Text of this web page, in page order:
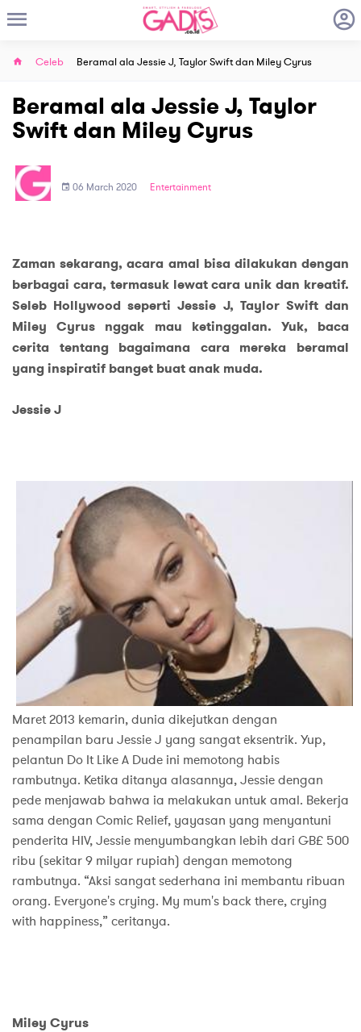
Celeb Beramal ala Jessie J, Taylor Swift dan Miley Cyrus
Beramal ala Jessie J, Taylor
Swift dan Miley Cyrus
06 March 2020 Entertainment
Zaman sekarang, acara amal bisa dilakukan dengan
berbagai cara, termasuk lewat cara unik dan kreatif.
Seleb Hollywood seperti Jessie J, Taylor Swift dan
Miley Cyrus nggak mau ketinggalan. Yuk, baca
cerita tentang bagaimana cara mereka beramal
yang inspiratif banget buat anak muda.
Jessie J
Maret 2013 kemarin, dunia dikejutkan dengan
penampilan baru Jessie J yang sangat eksentrik. Yup,
pelantun Do It Like A Dude ini memotong habis
rambutnya. Ketika ditanya alasannya, Jessie dengan
pede menjawab bahwa ia melakukan untuk amal. Bekerja
sama dengan Comic Relief, yayasan yang menyantuni
penderita HIV, Jessie menyumbangkan lebih dari GB£ 500
ribu (sekitar 9 milyar rupiah) dengan memotong
rambutnya. “Aksi sangat sederhana ini membantu ribuan
orang. Everyone's crying. My mum's back there, crying
with happiness,” ceritanya.
Miley Cyrus